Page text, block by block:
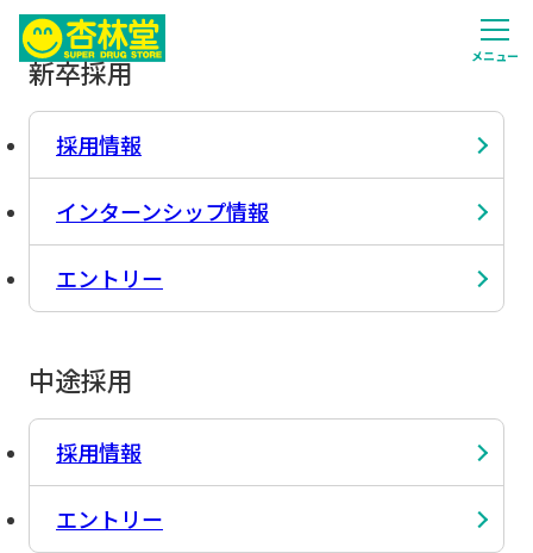
メニュー
新卒採用
採用情報
インターンシップ情報
エントリー
中途採用
採用情報
エントリー